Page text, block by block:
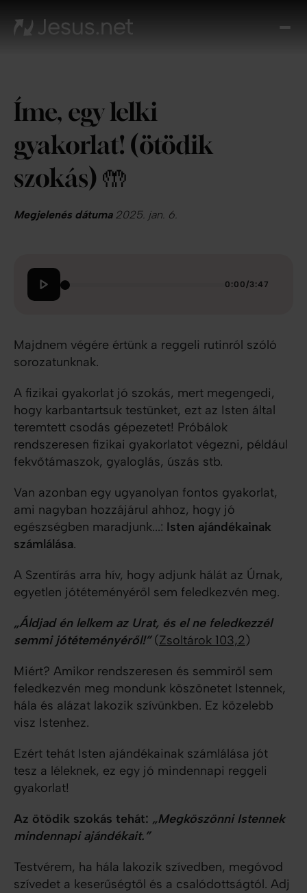
Íme, egy lelki
gyakorlat! (ötödik
szokás) 🤲
Megjelenés dátuma2025. jan. 6.
0:00 /3:47
Majdnem végére értünk a reggeli rutinról szóló
sorozatunknak.
A fizikai gyakorlat jó szokás, mert megengedi,
hogy karbantartsuk testünket, ezt az Isten által
teremtett csodás gépezetet! Próbálok
rendszeresen fizikai gyakorlatot végezni, például
fekvőtámaszok, gyaloglás, úszás stb.
Van azonban egy ugyanolyan fontos gyakorlat,
ami nagyban hozzájárul ahhoz, hogy jó
egészségben maradjunk...: Isten ajándékainak
számlálása.
A Szentírás arra hív, hogy adjunk hálát az Úrnak,
egyetlen jótéteményéről sem feledkezvén meg.
„Áldjad én lelkem az Urat, és el ne feledkezzél
semmi jótéteményéről!”(Zsoltárok 103,2)
Miért? Amikor rendszeresen és semmiről sem
feledkezvén meg mondunk köszönetet Istennek,
hála és alázat lakozik szívünkben. Ez közelebb
visz Istenhez.
Ezért tehát Isten ajándékainak számlálása jót
tesz a léleknek, ez egy jó mindennapi reggeli
gyakorlat!
Az ötödik szokás tehát: „Megköszönni Istennek
mindennapi ajándékait.”
Testvérem, ha hála lakozik szívedben, megóvod
szívedet a keserűségtől és a csalódottságtól. Adj